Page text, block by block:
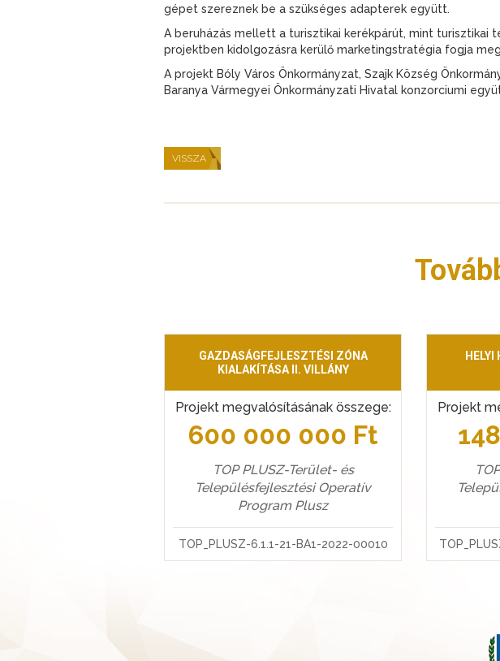
gépet szereznek be a szükséges adapterek együtt.
A beruházás mellett a turisztikai kerékpárút, mint
projektben kidolgozásra kerülő marketingstratégia fogja
A projekt Bóly Város Önkormányzat, Szajk Község
Baranya Vármegyei Önkormányzati Hivatal konzorciumi
VISSZA
GAZDASÁGFEJLESZTÉSI ZÓNA
KIALAKÍTÁSA II. VILLÁNY
Projekt megvalósításának összege:
600 000 000 Ft
TOP PLUSZ-Terület- és
Településfejlesztési Operatív
Program Plusz
TOP_PLUSZ-6.1.1-21-BA1-2022-00010
HELYI
Projekt